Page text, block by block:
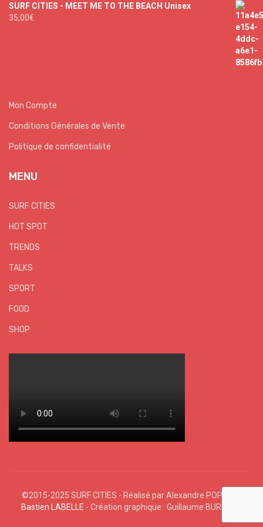
SURF CITIES - MEET ME TO THE BEACH Unisex
35,00€
Mon Compte
Conditions Générales de Vente
Politique de confidentialité
MENU
SURF CITIES
HOT SPOT
TRENDS
TALKS
SPORT
FOOD
SHOP
©2015-2025 SURF CITIES - Réalisé par Alexandre POPHIN &
Bastien LABELLE - Création graphique : Guillaume BURNEAU